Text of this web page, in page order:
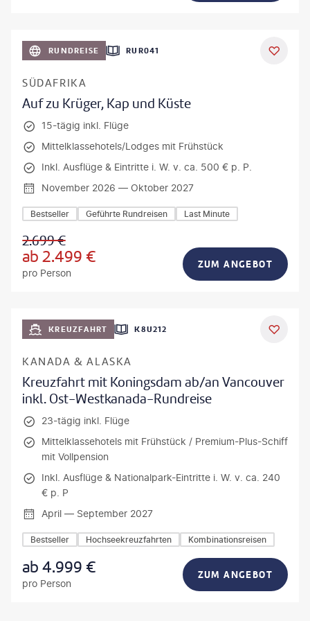
DEAL
RUNDREISE RUR041
SÜDAFRIKA
Auf zu Krüger, Kap und Küste
15-tägig inkl. Flüge
Mittelklassehotels/Lodges mit Frühstück
Inkl. Ausflüge & Eintritte i. W. v. ca. 500 € p. P.
November 2026 — Oktober 2027
Bestseller Geführte Rundreisen Last Minute
2.699€
ab2.499 €
pro Person
ZUM ANGEBOT
KREUZFAHRT K8U212
KANADA & ALASKA
Kreuzfahrt mit Koningsdam ab/an Vancouver
inkl. Ost-Westkanada-Rundreise
23-tägig inkl. Flüge
Mittelklassehotels mit Frühstück / Premium-Plus-Schiff
mit Vollpension
Inkl. Ausflüge & Nationalpark-Eintritte i. W. v. ca. 240
€ p. P
April — September 2027
Bestseller Hochseekreuzfahrten Kombinationsreisen
ab4.999 €
pro Person
ZUM ANGEBOT